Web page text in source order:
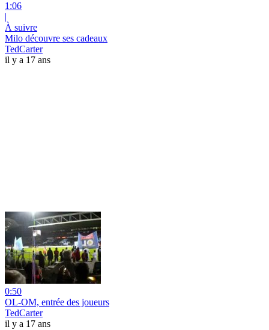
1:06
|
À suivre
Milo découvre ses cadeaux
TedCarter
il y a 17 ans
0:50
OL-OM, entrée des joueurs
TedCarter
il y a 17 ans